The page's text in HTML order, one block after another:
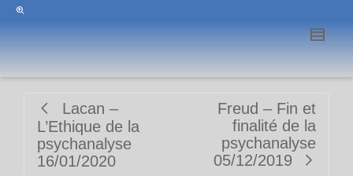
Lacan –
L’Ethique de la
psychanalyse
16/01/2020
Freud – Fin et
finalité de la
psychanalyse
05/12/2019